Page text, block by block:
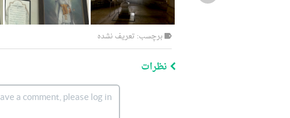
برچسب: تعریف نشده
نظرات